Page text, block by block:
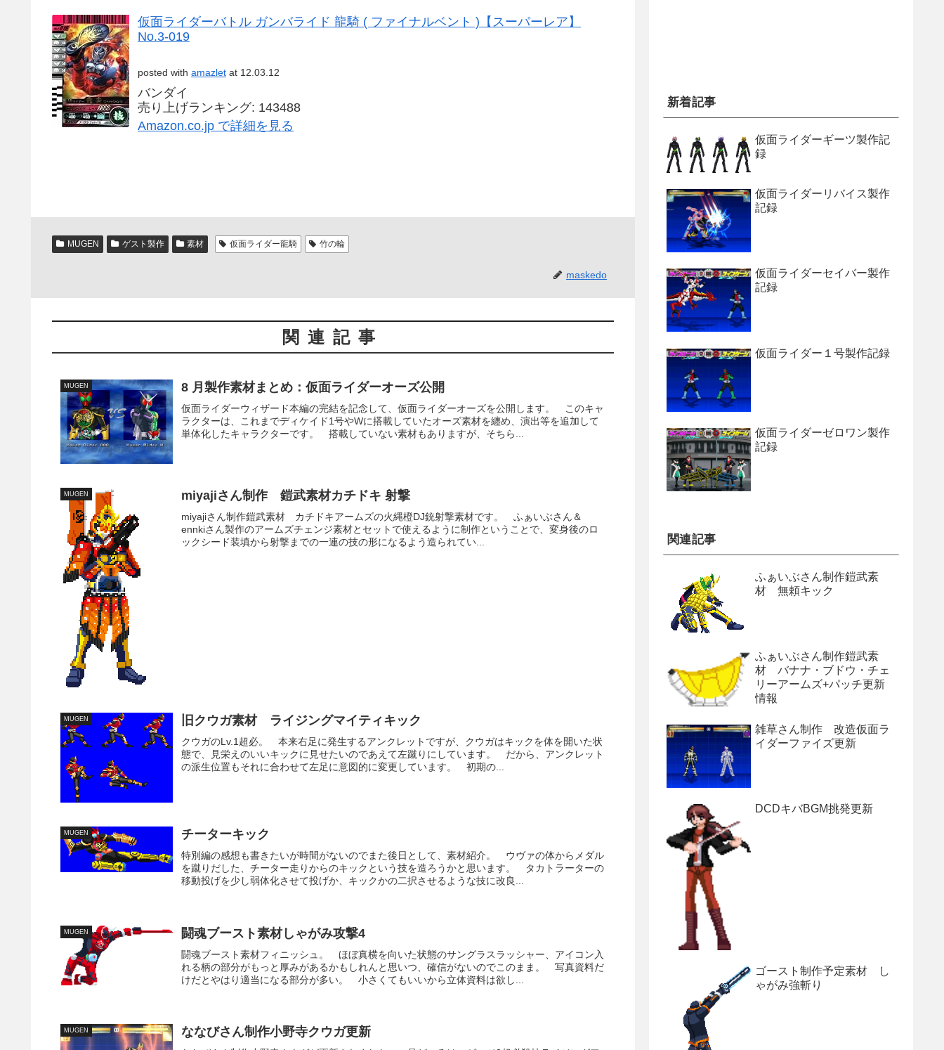
仮面ライダーバトル ガンバライド 龍騎 ( ファイナルベント )【スーパーレア】
No.3-019
posted with amazlet at 12.03.12
バンダイ
売り上げランキング: 143488
Amazon.co.jp で詳細を見る
MUGEN ゲスト製作 素材 仮面ライダー龍騎 竹の輪
maskedo
関連記事
MUGEN 8 月製作素材まとめ：仮面ライダーオーズ公開
仮面ライダーウィザード本編の完結を記念して、仮面ライダーオーズを公開します。 このキャ
ラクターは、これまでディケイド1号やWに搭載していたオーズ素材を纏め、演出等を追加して
単体化したキャラクターです。 搭載していない素材もありますが、そちら...
MUGEN miyajiさん制作 鎧武素材カチドキ 射撃
miyajiさん制作鎧武素材 カチドキアームズの火縄橙DJ銃射撃素材です。 ふぁいぶさん＆
ennkiさん製作のアームズチェンジ素材とセットで使えるように制作ということで、変身後のロ
ックシード装填から射撃までの一連の技の形になるよう造られてい...
MUGEN 旧クウガ素材 ライジングマイティキック
クウガのLv.1超必。 本来右足に発生するアンクレットですが、クウガはキックを体を開いた状
態で、見栄えのいいキックに見せたいのであえて左蹴りにしています。 だから、アンクレット
の派生位置もそれに合わせて左足に意図的に変更しています。 初期の...
MUGEN チーターキック
特別編の感想も書きたいが時間がないのでまた後日として、素材紹介。 ウヴァの体からメダル
を蹴りだした、チーター走りからのキックという技を造ろうかと思います。 タカトラーターの
移動投げを少し弱体化させて投げか、キックかの二択させるような技に改良...
MUGEN 闘魂ブースト素材しゃがみ攻撃4
闘魂ブースト素材フィニッシュ。 ほぼ真横を向いた状態のサングラスラッシャー、アイコン入
れる柄の部分がもっと厚みがあるかもしれんと思いつ、確信がないのでこのまま。 写真資料だ
けだとやはり適当になる部分が多い。 小さくてもいいから立体資料は欲し...
MUGEN ななびさん制作小野寺クウガ更新
新着記事
仮面ライダーギーツ製作記
録
仮面ライダーリバイス製作
記録
仮面ライダーセイバー製作
記録
仮面ライダー１号製作記録
仮面ライダーゼロワン製作
記録
関連記事
ふぁいぶさん制作鎧武素
材 無頼キック
ふぁいぶさん制作鎧武素
材 バナナ・ブドウ・チェ
リーアームズ+パッチ更新
情報
雑草さん制作 改造仮面ラ
イダーファイズ更新
DCDキバBGM挑発更新
ゴースト制作予定素材 し
ゃがみ強斬り